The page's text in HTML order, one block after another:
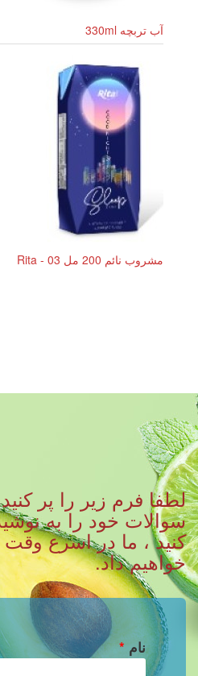
آب تربچه 330ml
مشروب نائم 200 مل Rita - 03
لطفا فرم زیر را پر
کنید ، ما در اسرع
خواهیم داد.
نام *